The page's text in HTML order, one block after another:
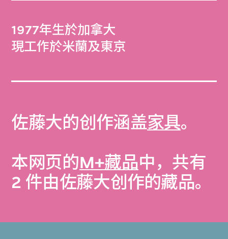
1977年生於加拿大
現工作於米蘭及東京
佐藤大的创作涵盖家具。
本网页的M+藏品中，共有
2 件由佐藤大创作的藏品。